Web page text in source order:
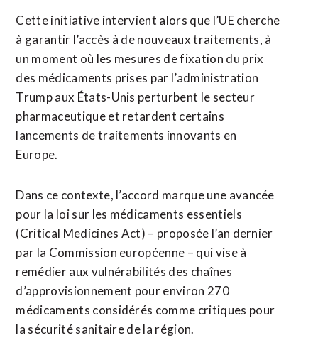
Cette initiative intervient alors que l’UE cherche
​à garantir l’accès ⁠à de nouveaux traitements, à
un moment où les mesures ‌de fixation du ‌prix
des médicaments prises par l’administration
Trump aux États-Unis perturbent le secteur
pharmaceutique et retardent certains
lancements de traitements innovants en
Europe.
Dans ce contexte, l’accord marque ​une avancée
pour la loi sur les médicaments essentiels
(Critical Medicines Act) – proposée l’an dernier
par la Commission européenne – qui vise à
remédier aux vulnérabilités des chaînes
d’approvisionnement pour environ 270
médicaments considérés comme critiques pour
la sécurité sanitaire de la région.